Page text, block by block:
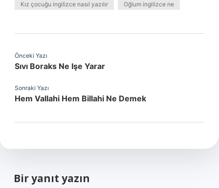
Kız çocuğu ingilizce nasıl yazılır Oğlum ingilizce ne
Önceki Yazı
Sıvı Boraks Ne Işe Yarar
Sonraki Yazı
Hem Vallahi Hem Billahi Ne Demek
Bir yanıt yazın